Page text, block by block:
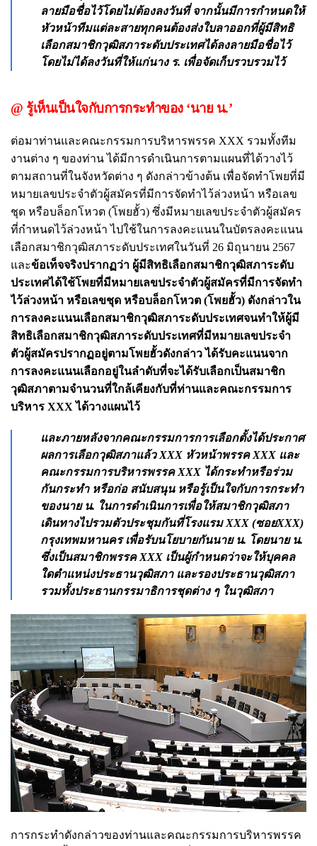
ลายมือชื่อไว้โดยไม่ต้องลงวันที่ จากนั้นมีการกำหนดให้
หัวหน้าทีมแต่ละสายทุกคนต้องส่งใบลาออกที่ผู้มีสิทธิ
เลือกสมาชิกวุฒิสภาระดับประเทศได้ลงลายมือชื่อไว้
โดยไม่ได้ลงวันที่ให้แก่นาง ร. เพื่อจัดเก็บรวบรวมไว้
@ รู้เห็นเป็นใจกับการกระทำของ ‘นาย น.’
ต่อมาท่านและคณะกรรมการบริหารพรรค XXX รวมทั้งทีม
งานต่าง ๆ ของท่าน ได้มีการดำเนินการตามแผนที่ได้วางไว้
ตามสถานที่ในจังหวัดต่าง ๆ ดังกล่าวข้างต้น เพื่อจัดทำโพยที่มี
หมายเลขประจำตัวผู้สมัครที่มีการจัดทำไว้ล่วงหน้า หรือเลข
ชุด หรือบล็อกโหวต (โพยฮั้ว) ซึ่งมีหมายเลขประจำตัวผู้สมัคร
ที่กำหนดไว้ล่วงหน้า ไปใช้ในการลงคะแนนในบัตรลงคะแนน
เลือกสมาชิกวุฒิสภาระดับประเทศในวันที่ 26 มิถุนายน 2567
และข้อเท็จจริงปรากฏว่า ผู้มีสิทธิเลือกสมาชิกวุฒิสภาระดับ
ประเทศได้ใช้โพยที่มีหมายเลขประจำตัวผู้สมัครที่มีการจัดทำ
ไว้ล่วงหน้า หรือเลขชุด หรือบล็อกโหวต (โพยฮั้ว) ดังกล่าวใน
การลงคะแนนเลือกสมาชิกวุฒิสภาระดับประเทศจนทำให้ผู้มี
สิทธิเลือกสมาชิกวุฒิสภาระดับประเทศที่มีหมายเลขประจำ
ตัวผู้สมัครปรากฏอยู่ตามโพยฮั้วดังกล่าว ได้รับคะแนนจาก
การลงคะแนนเลือกอยู่ในลำดับที่จะได้รับเลือกเป็นสมาชิก
วุฒิสภาตามจำนวนที่ใกล้เคียงกับที่ท่านและคณะกรรมการ
บริหาร XXX ได้วางแผนไว้
และภายหลังจากคณะกรรมการการเลือกตั้งได้ประกาศ
ผลการเลือกวุฒิสภาแล้ว XXX หัวหน้าพรรค XXX และ
คณะกรรมการบริหารพรรค XXX ได้กระทำหรือร่วม
กันกระทำ หรือก่อ สนับสนุน หรือรู้เป็นใจกับการกระทำ
ของนาย น. ในการดำเนินการเพื่อให้สมาชิกวุฒิสภา
เดินทางไปรวมตัวประชุมกันที่โรงแรม XXX (ซอยXXX)
กรุงเทพมหานคร เพื่อรับนโยบายกันนาย น. โดยนาย น.
ซึ่งเป็นสมาชิกพรรค XXX เป็นผู้กำหนดว่าจะให้บุคคล
ใดตำแหน่งประธานวุฒิสภา และรองประธานวุฒิสภา
รวมทั้งประธานกรรมาธิการชุดต่าง ๆ ในวุฒิสภา
การกระทำดังกล่าวของท่านและคณะกรรมการบริหารพรรค